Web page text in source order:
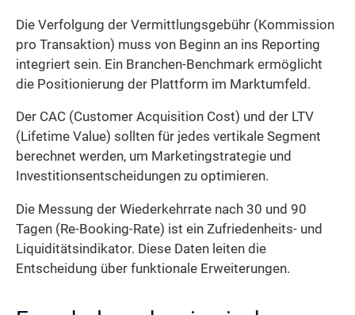
Die Verfolgung der Vermittlungsgebühr (Kommission
pro Transaktion) muss von Beginn an ins Reporting
integriert sein. Ein Branchen-Benchmark ermöglicht
die Positionierung der Plattform im Marktumfeld.
Der CAC (Customer Acquisition Cost) und der LTV
(Lifetime Value) sollten für jedes vertikale Segment
berechnet werden, um Marketingstrategie und
Investitionsentscheidungen zu optimieren.
Die Messung der Wiederkehrrate nach 30 und 90
Tagen (Re-Booking-Rate) ist ein Zufriedenheits- und
Liquiditätsindikator. Diese Daten leiten die
Entscheidung über funktionale Erweiterungen.